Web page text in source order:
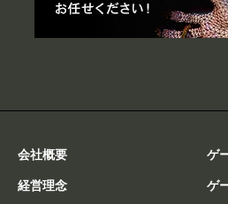
会社概要
経営理念
ゲ
ゲ